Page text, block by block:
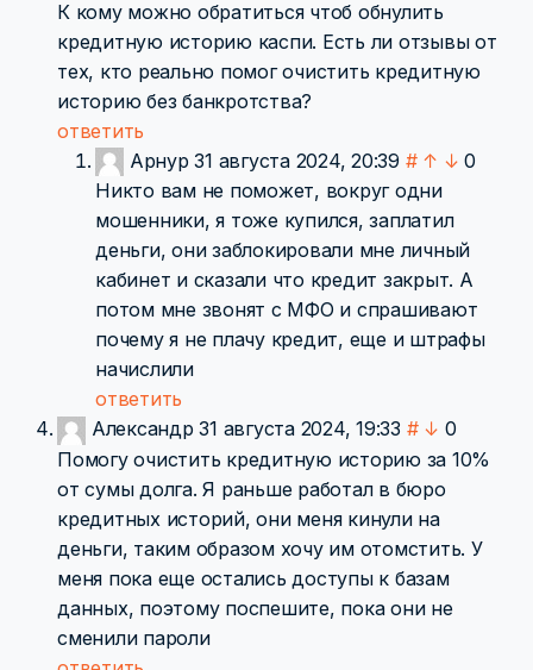
К кому можно обратиться чтоб обнулить
кредитную историю каспи. Есть ли отзывы от
тех, кто реально помог очистить кредитную
историю без банкротства?
ответить
Арнур 31 августа 2024, 20:39 # ↑ ↓ 0
Никто вам не поможет, вокруг одни
мошенники, я тоже купился, заплатил
деньги, они заблокировали мне личный
кабинет и сказали что кредит закрыт. А
потом мне звонят с МФО и спрашивают
почему я не плачу кредит, еще и штрафы
начислили
ответить
Александр 31 августа 2024, 19:33 # ↓ 0
Помогу очистить кредитную историю за 10%
от сумы долга. Я раньше работал в бюро
кредитных историй, они меня кинули на
деньги, таким образом хочу им отомстить. У
меня пока еще остались доступы к базам
данных, поэтому поспешите, пока они не
сменили пароли